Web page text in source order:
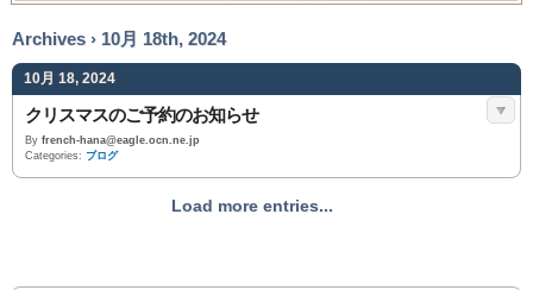
Archives › 10月 18th, 2024
10月 18, 2024
クリスマスのご予約のお知らせ
By french-hana@eagle.ocn.ne.jp
Categories: ブログ
Load more entries...